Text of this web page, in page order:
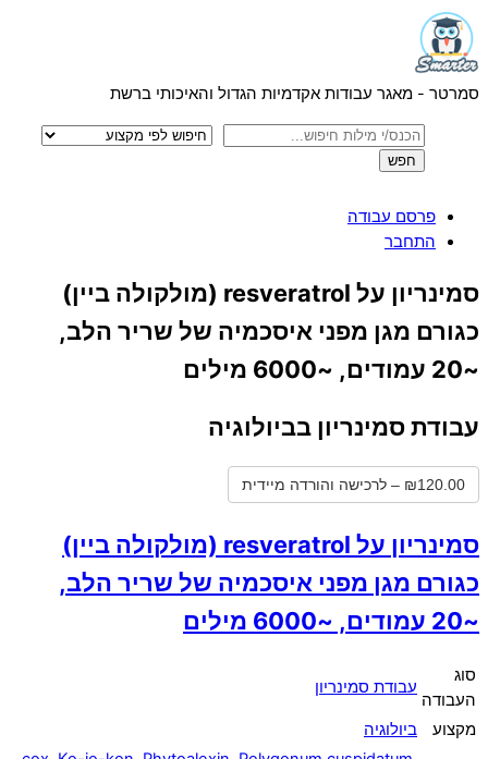
Skip
to
content
Menu
סמרטר - מאגר עבודות אקדמיות הגדול והאיכותי ברשת
פרסם עבודה
התחבר
Menu
סמינריון על resveratrol (מולקולה ביין)
כגורם מגן מפני איסכמיה של שריר הלב,
~20 עמודים, ~6000 מילים
עבודת סמינריון בביולוגיה
₪120.00 – לרכישה והורדה מיידית
סמינריון על resveratrol (מולקולה ביין)
כגורם מגן מפני איסכמיה של שריר הלב,
~20 עמודים, ~6000 מילים
סוג
העבודה
עבודת סמינריון
מקצוע ביולוגיה